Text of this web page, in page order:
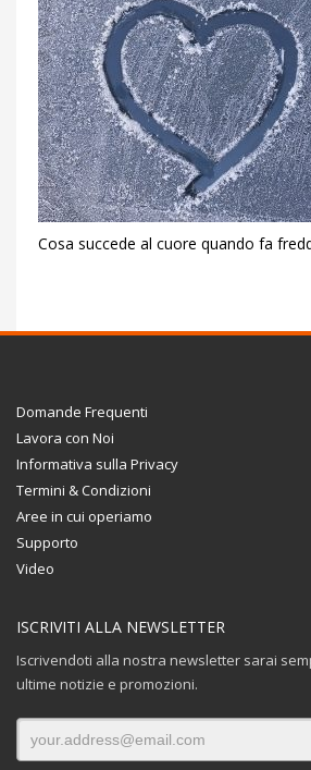
Cosa succede al cuore quando fa
Domande Frequenti
Lavora con Noi
Informativa sulla Privacy
Termini & Condizioni
Aree in cui operiamo
Supporto
Video
ISCRIVITI ALLA NEWSLETTER
Iscrivendoti alla nostra newsletter sarai
ultime notizie e promozioni.